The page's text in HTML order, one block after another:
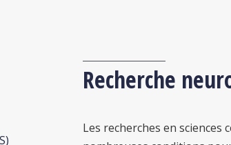
Recherche
Les recherches en sciences